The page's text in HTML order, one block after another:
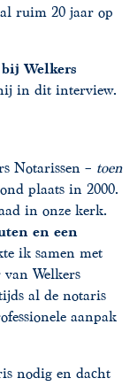
ruim 20 jaar op
Welkers
in dit interview.
Notarissen – toen
plaats in 2000.
in onze kerk.
en een
ik samen met
Welkers
al de notaris
aanpak
nodig en dacht